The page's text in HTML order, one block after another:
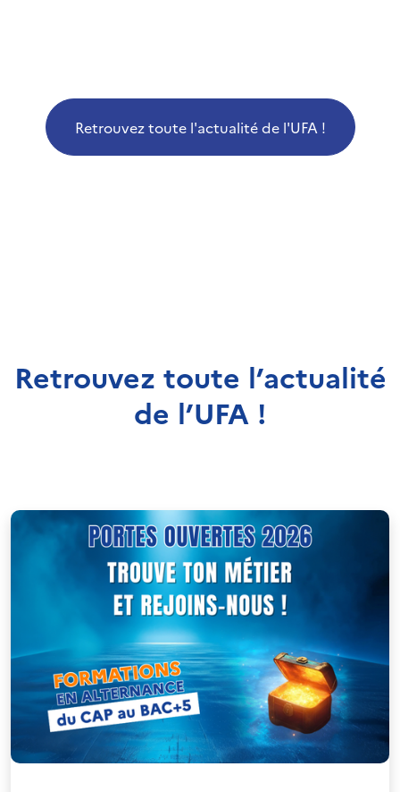
Retrouvez toute l'actualité de l'UFA !
Retrouvez toute l’actualité
de l’UFA !